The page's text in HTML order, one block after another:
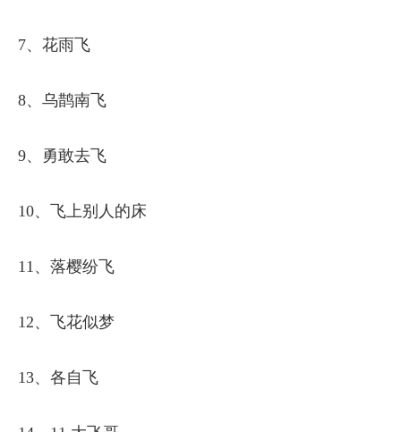
7、花雨飞
8、乌鹊南飞
9、勇敢去飞
10、飞上别人的床
11、落樱纷飞
12、飞花似梦
13、各自飞